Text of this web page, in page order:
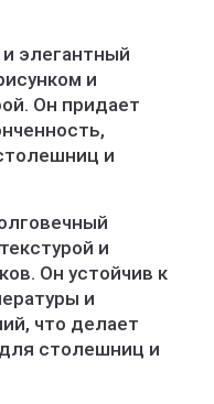
элегантный
и
Он придает
и
и
Он устойчив к
и
что делает
столешниц и